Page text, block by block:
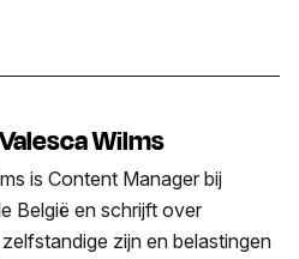
Wilms
is Content Manager bij
België en schrijft over
zijn en belastingen